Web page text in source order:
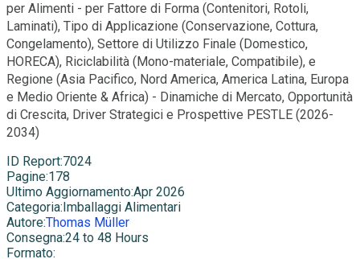
per Alimenti - per Fattore di Forma (Contenitori, Rotoli,
Laminati), Tipo di Applicazione (Conservazione, Cottura,
Congelamento), Settore di Utilizzo Finale (Domestico,
HORECA), Riciclabilità (Mono-materiale, Compatibile), e
Regione (Asia Pacifico, Nord America, America Latina, Europa
e Medio Oriente & Africa) - Dinamiche di Mercato, Opportunità
di Crescita, Driver Strategici e Prospettive PESTLE (2026-
2034)
ID Report:7024
Pagine:178
Ultimo Aggiornamento:Apr 2026
Categoria: Imballaggi Alimentari
Autore:Thomas Müller
Consegna:24 to 48 Hours
Formato: